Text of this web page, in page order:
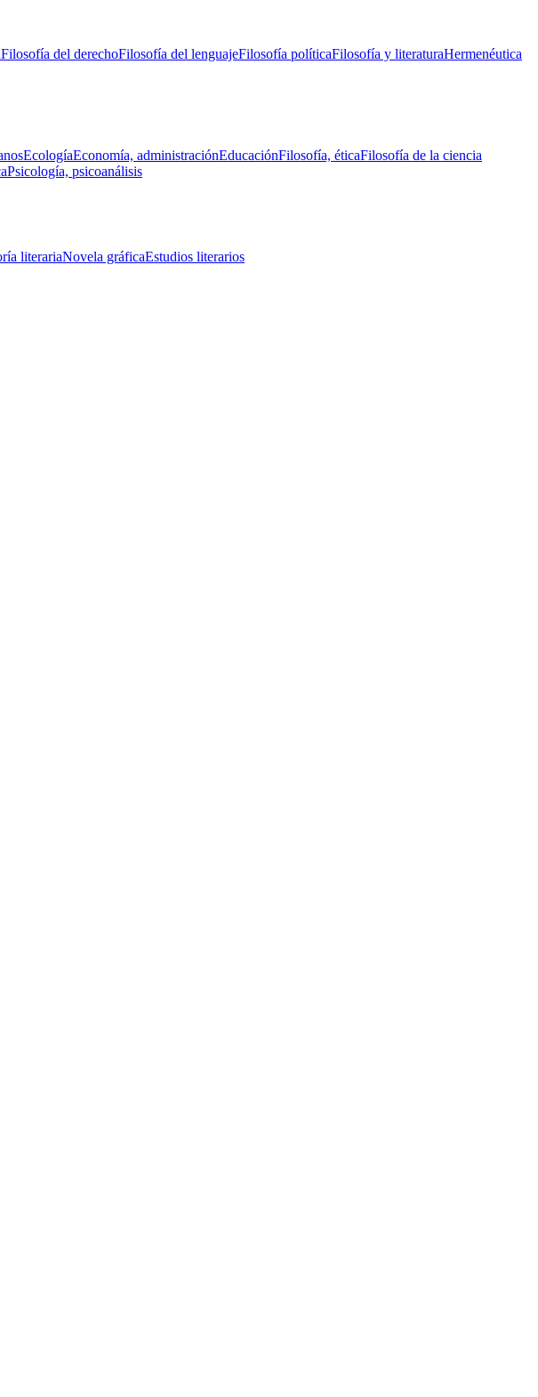
Filosofía del derechoFilosofía del lenguajeFilosofía políticaFilosofía y literaturaHermenéutica
EcologíaEconomía, administraciónEducaciónFilosofía, éticaFilosofía de la ciencia
Psicología, psicoanálisis
literariaNovela gráficaEstudios literarios